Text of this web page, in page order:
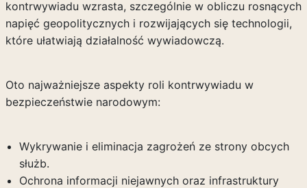
kontrwywiadu wzrasta, szczególnie w obliczu rosnących
napięć geopolitycznych i rozwijających się technologii,
które ułatwiają działalność wywiadowczą.
Oto najważniejsze aspekty roli kontrwywiadu w
bezpieczeństwie narodowym:
Wykrywanie i eliminacja zagrożeń ze strony obcych
służb.
Ochrona informacji niejawnych oraz infrastruktury